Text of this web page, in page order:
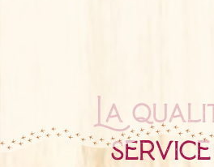
La
service